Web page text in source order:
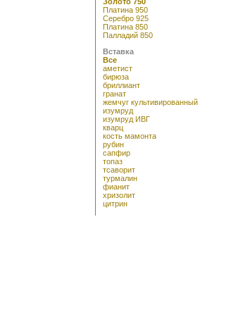
Платина 950
Серебро 925
Платина 850
Палладий 850
Вставка
Все
аметист
бирюза
бриллиант
гранат
жемчуг культивированный
изумруд
изумруд ИВГ
кварц
кость мамонта
рубин
сапфир
топаз
тсаворит
турмалин
фианит
хризолит
цитрин